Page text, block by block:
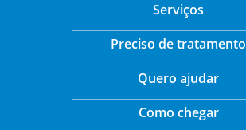
Serviços
Preciso de tratamento
Quero ajudar
Como chegar